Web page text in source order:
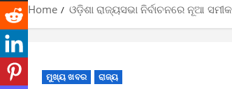
Home ଓଡ଼ିଶା ରାଜ୍ୟସଭା ନିର୍ବାଚନରେ ନୂଆ
ମୁଖ୍ୟ ଖବର ରାଜ୍ୟ